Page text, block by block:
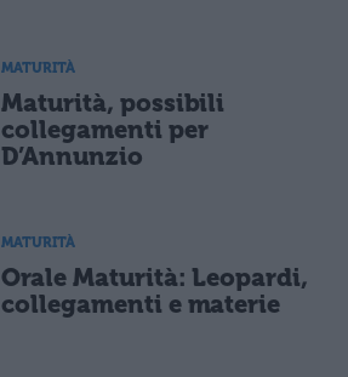
MATURITÀ
Maturità, possibili
collegamenti per
D’Annunzio
MATURITÀ
Orale Maturità: Leopardi,
collegamenti e materie